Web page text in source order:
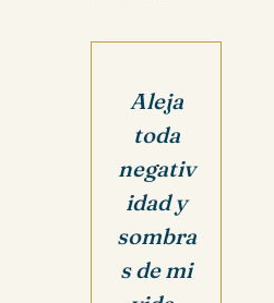
Aleja
toda
negativ
idad y
sombra
s de mi